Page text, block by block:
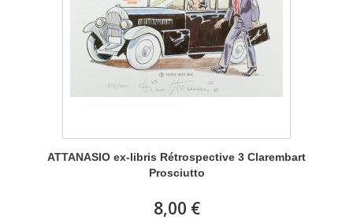
ATTANASIO ex-libris Rétrospective 3 Clarembart
Prosciutto
8,00 €